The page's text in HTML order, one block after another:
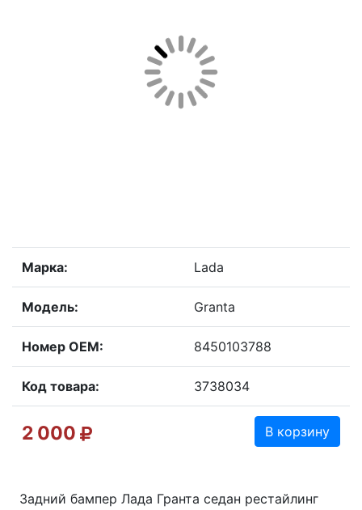
Марка: Lada
Модель: Granta
Номер OEM: 8450103788
Код товара: 3738034
2 000 В корзину
Задний бампер Лада Гранта седан рестайлинг